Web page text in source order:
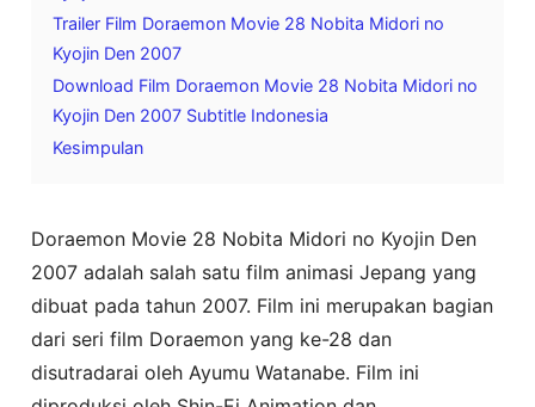
Trailer Film Doraemon Movie 28 Nobita Midori no
Kyojin Den 2007
Download Film Doraemon Movie 28 Nobita Midori no
Kyojin Den 2007 Subtitle Indonesia
Kesimpulan
Doraemon Movie 28 Nobita Midori no Kyojin Den
2007 adalah salah satu film animasi Jepang yang
dibuat pada tahun 2007. Film ini merupakan bagian
dari seri film Doraemon yang ke-28 dan
disutradarai oleh Ayumu Watanabe. Film ini